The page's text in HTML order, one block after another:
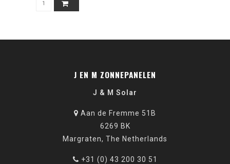
J EN M ZONNEPANELEN
J & M Solar
Aan de Fremme 51B
6269 BK
Margraten, The Netherlands
+31 (0) 43 200 30 51